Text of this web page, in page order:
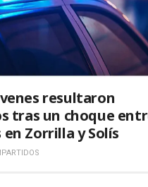
resultaron
tras un choque
Zorrilla y Solís